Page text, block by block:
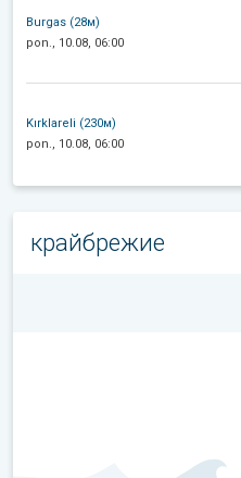
Burgas (28м)
pon., 10.08, 06:00
Kırklareli (230м)
pon., 10.08, 06:00
крайбрежие